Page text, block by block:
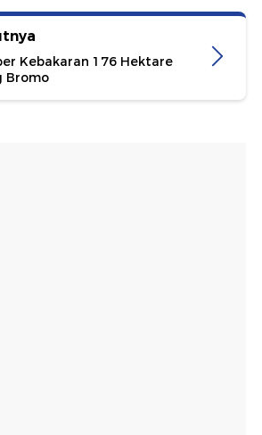
Kebakaran 176 Hektare
Bromo